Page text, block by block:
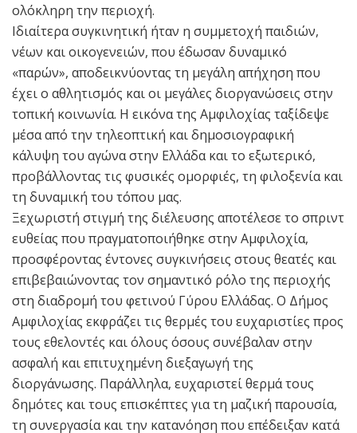
ολόκληρη την περιοχή.
Ιδιαίτερα συγκινητική ήταν η συμμετοχή παιδιών,
νέων και οικογενειών, που έδωσαν δυναμικό
«παρών», αποδεικνύοντας τη μεγάλη απήχηση που
έχει ο αθλητισμός και οι μεγάλες διοργανώσεις στην
τοπική κοινωνία. Η εικόνα της Αμφιλοχίας ταξίδεψε
μέσα από την τηλεοπτική και δημοσιογραφική
κάλυψη του αγώνα στην Ελλάδα και το εξωτερικό,
προβάλλοντας τις φυσικές ομορφιές, τη φιλοξενία και
τη δυναμική του τόπου μας.
Ξεχωριστή στιγμή της διέλευσης αποτέλεσε το σπριντ
ευθείας που πραγματοποιήθηκε στην Αμφιλοχία,
προσφέροντας έντονες συγκινήσεις στους θεατές και
επιβεβαιώνοντας τον σημαντικό ρόλο της περιοχής
στη διαδρομή του φετινού Γύρου Ελλάδας. Ο Δήμος
Αμφιλοχίας εκφράζει τις θερμές του ευχαριστίες προς
τους εθελοντές και όλους όσους συνέβαλαν στην
ασφαλή και επιτυχημένη διεξαγωγή της
διοργάνωσης. Παράλληλα, ευχαριστεί θερμά τους
δημότες και τους επισκέπτες για τη μαζική παρουσία,
τη συνεργασία και την κατανόηση που επέδειξαν κατά